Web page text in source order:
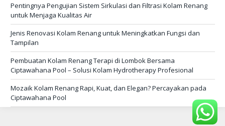
Pentingnya Pengujian Sistem Sirkulasi dan Filtrasi Kolam Renang
untuk Menjaga Kualitas Air
Jenis Renovasi Kolam Renang untuk Meningkatkan Fungsi dan
Tampilan
Pembuatan Kolam Renang Terapi di Lombok Bersama
Ciptawahana Pool – Solusi Kolam Hydrotherapy Profesional
Mozaik Kolam Renang Rapi, Kuat, dan Elegan? Percayakan pada
Ciptawahana Pool